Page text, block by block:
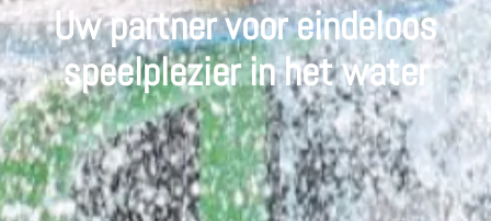
Uw partner voor eindeloos
speelplezier in het water